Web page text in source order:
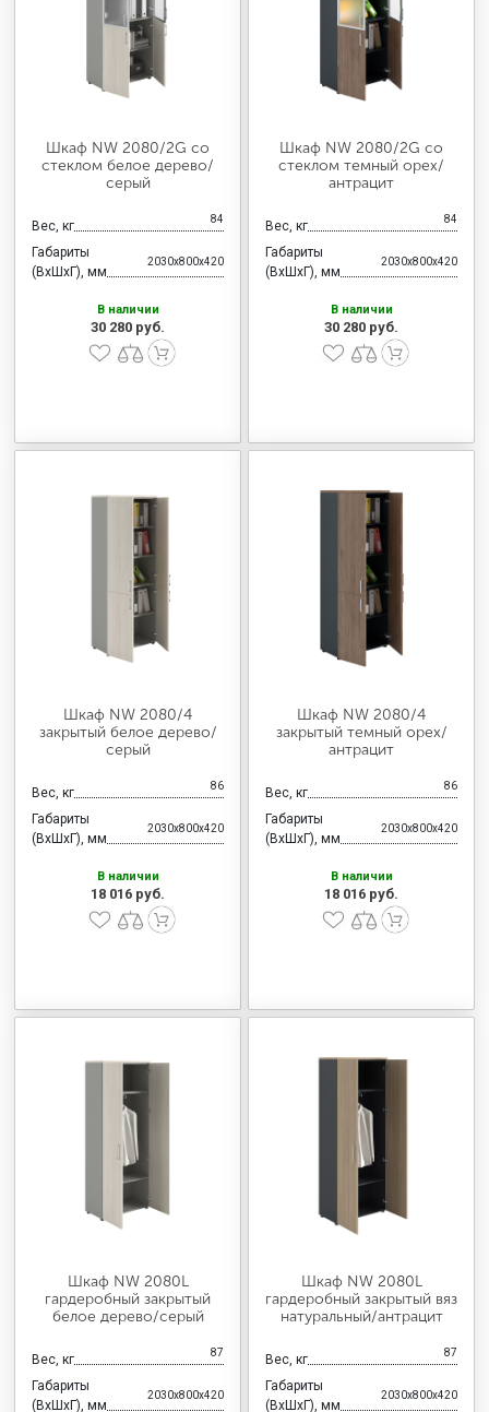
Шкаф NW 2080/2G со
стеклом белое дерево/
серый
Вес, кг 84
Габариты
(ВхШхГ), мм
2030x800x420
В наличии
30 280 руб.
Шкаф NW 2080/2G со
стеклом темный орех/
антрацит
Вес, кг 84
Габариты
(ВхШхГ), мм
2030x800x420
В наличии
30 280 руб.
Шкаф NW 2080/4
закрытый белое дерево/
серый
Вес, кг 86
Габариты
(ВхШхГ), мм
2030x800x420
В наличии
18 016 руб.
Шкаф NW 2080/4
закрытый темный орех/
антрацит
Вес, кг 86
Габариты
(ВхШхГ), мм
2030x800x420
В наличии
18 016 руб.
Шкаф NW 2080L
гардеробный закрытый
белое дерево/серый
Вес, кг 87
Габариты
(ВхШхГ), мм
2030x800x420
Шкаф NW 2080L
гардеробный закрытый вяз
натуральный/антрацит
Вес, кг 87
Габариты
(ВхШхГ), мм
2030x800x420